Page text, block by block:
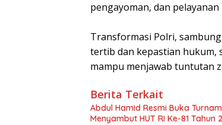
pengayoman, dan
Transformasi Polri,
tertib dan kepastian hukum,
mampu menjawab tuntutan
Berita Terkait
Abdul Hamid Resmi Buka
Menyambut HUT RI Ke-81 Tahun